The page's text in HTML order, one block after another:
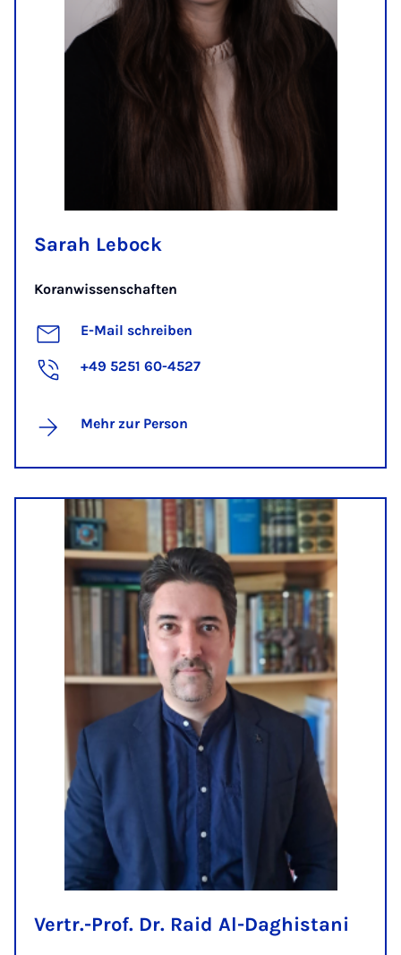
Sarah Lebock
Koranwissenschaften
E-Mail schreiben
+49 5251 60-4527
Mehr zur Person
Vertr.-Prof. Dr. Raid Al-Daghistani